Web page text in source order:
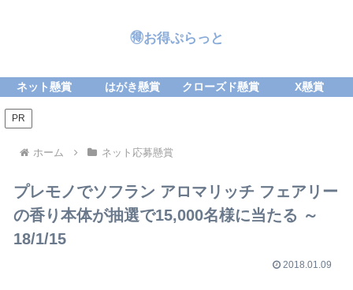
🉐お得ぷらっと
ネット懸賞 はがき懸賞 クローズド懸賞 X懸賞
PR
ホーム ネット応募懸賞
プレモノでソフラン アロマリッチ フェアリー
の香り本体が抽選で15,000名様に当たる ～
18/1/15
2018.01.09